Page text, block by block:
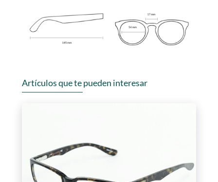
Artículos que te pueden interesar